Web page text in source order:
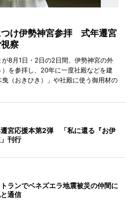
け伊勢神宮参拝 式年遷宮
察
8月1日・2日の2日間、伊勢神宮の外
を参拝し、20年に一度社殿などを建
（おきひき）」や社殿に使う御用材の
宮応援本第2弾 「私に還る『お伊
刊行
ランでベネズエラ地震被災の仲間に
通信